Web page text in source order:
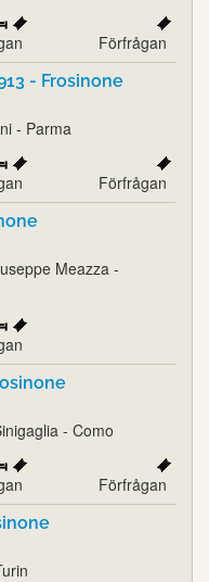
Förfrågan
- Frosinone
- Parma
Förfrågan
Meazza -
- Como
Förfrågan